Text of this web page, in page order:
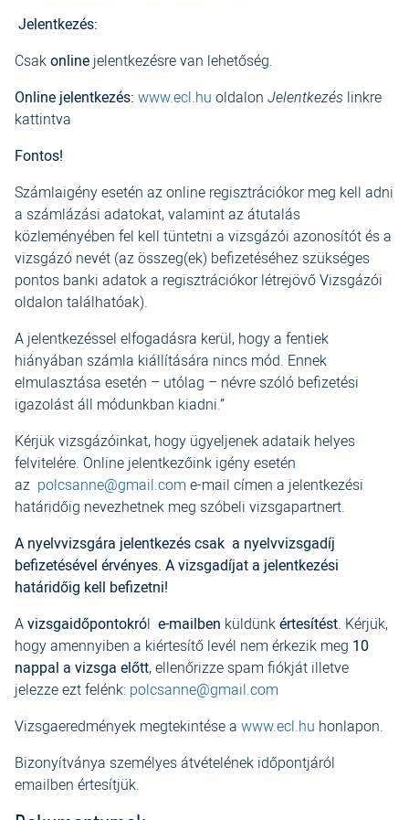
Jelentkezés:
Csakonline jelentkezésre van lehetőség.
Online jelentkezés: www.ecl.hu oldalon Jelentkezés linkre
kattintva
Fontos!
Számlaigény esetén az online regisztrációkor meg kell adni
a számlázási adatokat, valamint az átutalás
közleményében fel kell tüntetni a vizsgázói azonosítót és a
vizsgázó nevét (az összeg(ek) befizetéséhez szükséges
pontos banki adatok a regisztrációkor létrejövő Vizsgázói
oldalon találhatóak).
A jelentkezéssel elfogadásra kerül, hogy a fentiek
hiányában számla kiállítására nincs mód. Ennek
elmulasztása esetén – utólag – névre szóló befizetési
igazolást áll módunkban kiadni.”
Kérjük vizsgázóinkat, hogy ügyeljenek adataik helyes
felvitelére. Online jelentkezőink igény esetén
az polcsanne@gmail.com e-mail címen a jelentkezési
határidőig nevezhetnek meg szóbeli vizsgapartnert.
A nyelvvizsgára jelentkezés csak a nyelvvizsgadíj
befizetésével érvényes. A vizsgadíjat a jelentkezési
határidőig kell befizetni!
Avizsgaidőpontokról e-mailben küldünkértesítést. Kérjük,
hogy amennyiben a kiértesítő levél nem érkezik meg 10
nappal a vizsga előtt, ellenőrizze spam fiókját illetve
jelezze ezt felénk: polcsanne@gmail.com
Vizsgaeredmények megtekintése a www.ecl.hu honlapon.
Bizonyítványa személyes átvételének időpontjáról
emailben értesítjük.